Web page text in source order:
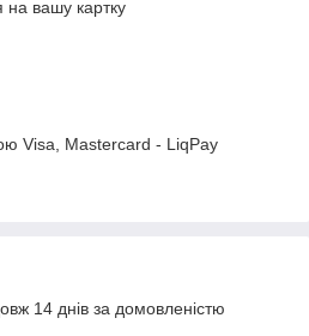
на вашу картку
Visa, Mastercard - LiqPay
14 днів за домовленістю